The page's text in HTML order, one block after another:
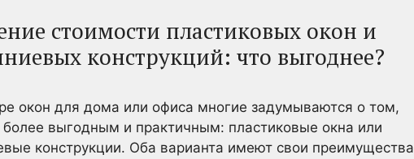
стоимости пластиковых окон и
конструкций: что выгоднее?
окон для дома или офиса многие задумываются о том,
более выгодным и практичным: пластиковые окна или
конструкции. Оба варианта имеют свои преимущества